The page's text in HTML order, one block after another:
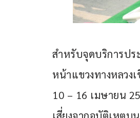
สำหรับจุดบริการป
หน้าแขวงทางหลวง
10 – 16 เมษายน
เสี่ยงจากอุบัติเหตุบ